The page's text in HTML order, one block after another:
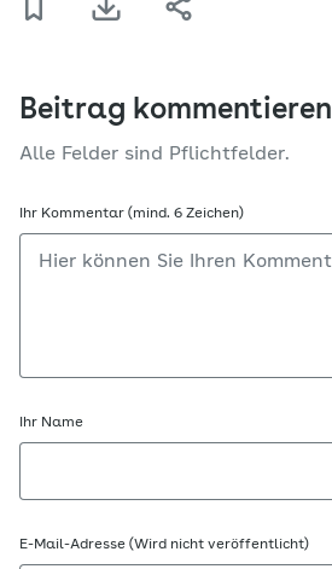
Beitrag kommentieren
Alle Felder sind Pflichtfelder.
Ihr Kommentar (mind. 6 Zeichen)
Ihr Name
E-Mail-Adresse (Wird nicht veröffentlicht)